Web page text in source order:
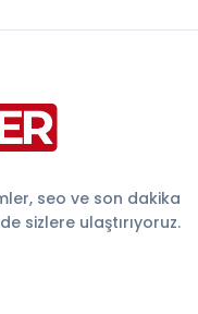
seo ve son dakika
sizlere ulaştırıyoruz.